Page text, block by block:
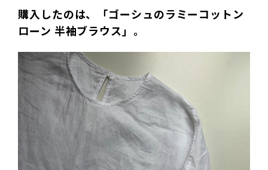
購入したのは、「ゴーシュのラミーコットン
ローン 半袖ブラウス」。